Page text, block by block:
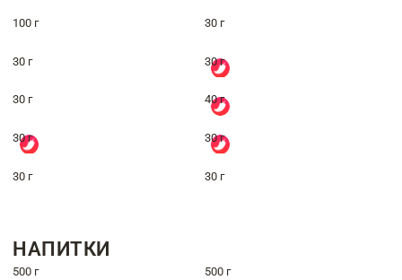
100 г 30 г
30 г 30 г
30 г 40 г
30 г 30 г
30 г 30 г
НАПИТКИ
500 г 500 г